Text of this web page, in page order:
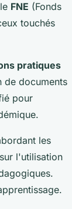
FNE (Fonds
touchés
pratiques
de documents
pour
les
l'utilisation